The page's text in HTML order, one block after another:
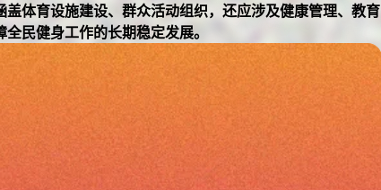
体育设施建设、群众活动组织，还应涉及健康管理、教育
民健身工作的长期稳定发展。